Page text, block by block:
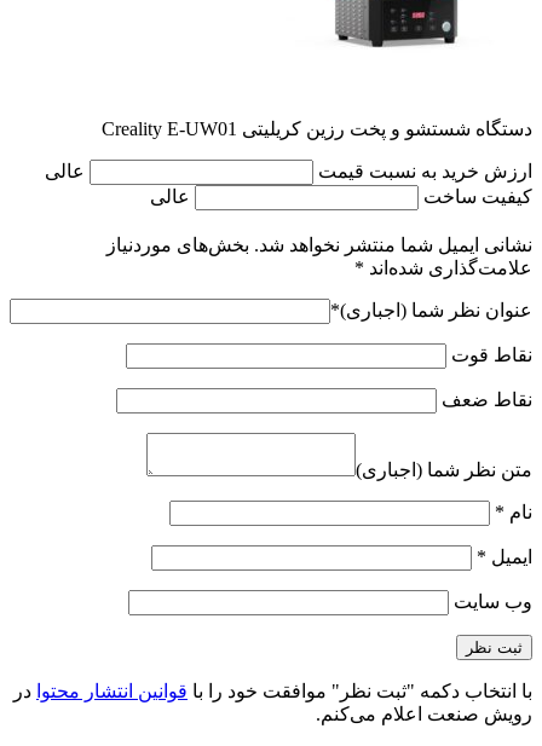
دستگاه شستشو و پخت رزین کریلیتی Creality E-UW01
ارزش خرید به نسبت قیمت
عالی
کیفیت ساخت
عالی
نشانی ایمیل شما منتشر نخواهد شد. بخش‌های موردنیاز
علامت‌گذاری شده‌اند *
عنوان نظر شما (اجباری)*
نقاط قوت
نقاط ضعف
متن نظر شما (اجباری)
نام *
ایمیل *
وب‌ سایت
با انتخاب دکمه "ثبت نظر" موافقت خود را با قوانین انتشار محتوا در
رویش صنعت اعلام می‌کنم.